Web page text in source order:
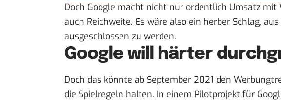
Doch Google macht nicht nur ordentlich Umsatz mit
auch Reichweite. Es wäre also ein herber Schlag,
ausgeschlossen zu werden.
Google will härter
Doch das könnte ab September 2021 den
die Spielregeln halten. In einem Pilotprojekt für